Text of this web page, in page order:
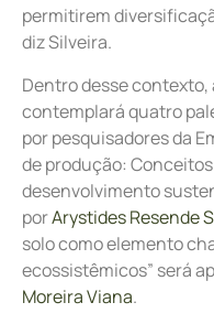
permitirem
diz Silveira.
Dentro desse
contemplará quatro
por pesquisadores da
de produção:
desenvolvimento
porArystides Resende
solo como elemento
ecossistêmicos” será
Moreira Viana.